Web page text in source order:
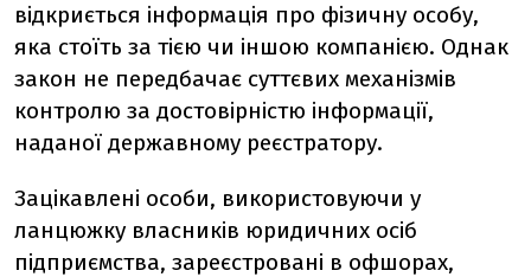
відкриється інформація про фізичну особу,
яка стоїть за тією чи іншою компанією. Однак
закон не передбачає суттєвих механізмів
контролю за достовірністю інформації,
наданої державному реєстратору.
Зацікавлені особи, використовуючи у
ланцюжку власників юридичних осіб
підприємства, зареєстровані в офшорах,